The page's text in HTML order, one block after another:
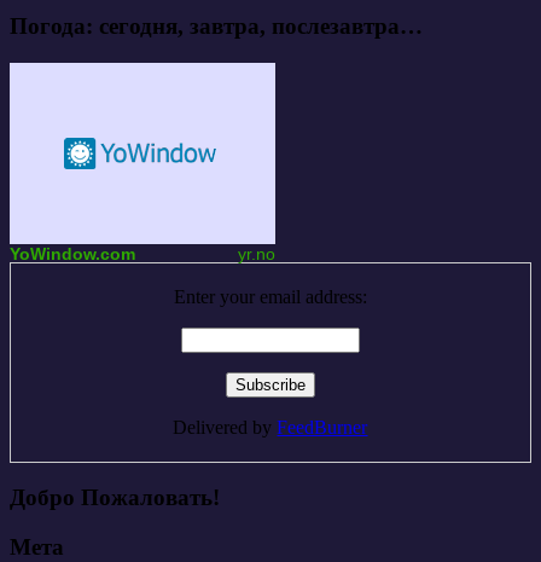
Погода: сегодня, завтра, послезавтра…
YoWindow.com yr.no
Enter your email address:
Delivered byFeedBurner
Добро Пожаловать!
Мета